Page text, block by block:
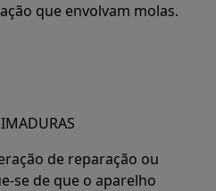
que envolvam molas.
de reparação ou
se de que o aparelho